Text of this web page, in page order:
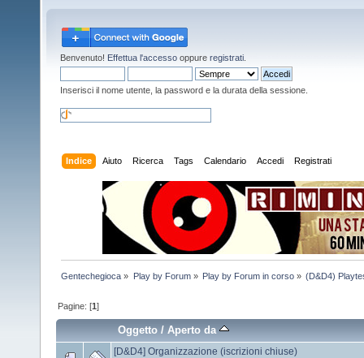
Benvenuto! Effettua l'accesso oppure registrati
Inserisci il nome utente, la password e la durata della sessione.
Indice Aiuto Ricerca Tags Calendario Accedi Registrati
Gentechegioca » Play by Forum» Play by Forum in corso» (D&D4)
Pagine: [1]
Oggetto /Aperto da
[D&D4] Organizzazione (iscrizioni chiuse)